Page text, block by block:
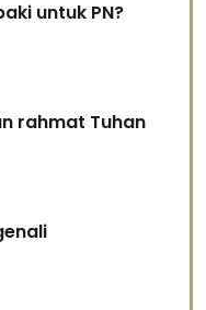
untuk PN?
rahmat Tuhan